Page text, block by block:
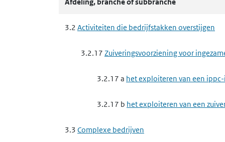
3.3.8 c het exploiteren van een ippc-
3.3.8 d het exploiteren van een ippc-
3.3.8 e het exploiteren van een ippc-
3.3.9Complexe papierindustrie,
3.3.9 ahet exploiteren van een ippc-
3.2 Activiteiten die bedrijfstakken overstijgen
3.2.17 Zuiveringsvoorziening voor
3.2.17 a het exploiteren van een
3.2.17 b het exploiteren van een
3.3 Complexe bedrijven